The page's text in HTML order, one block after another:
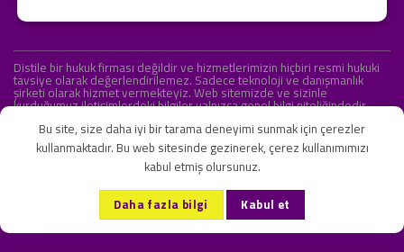
Distile bir hukuk firması değildir ve hizmetlerimizin hiçbiri resmi hukuki
tavsiye olarak değerlendirilemez. Sadece teknoloji ve danışmanlık
şirketi olarak hizmet vermekteyiz. Web sitemizde ve sizinle
kurduğumuz iletişimlerdeki bilgiler yalnızca genel bilgi niteliğindedir.
KVKK ve Gizlilik Sözleşmesi S.S.S. İletişim
Copyright 2026 ©Onlipr Teknoloji ve Ticaret A.Ş.
Bu site, size daha iyi bir tarama deneyimi sunmak için çerezler
kullanmaktadır. Bu web sitesinde gezinerek, çerez kullanımımızı
kabul etmiş olursunuz.
Daha fazla bilgi Kabul et